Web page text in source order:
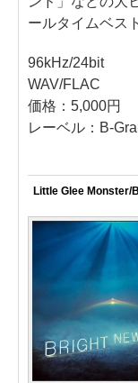
ールタイムベス
96kHz/24bit
WAV/FLAC
価格：5,000円
レーベル：B-
Little Glee Monster/